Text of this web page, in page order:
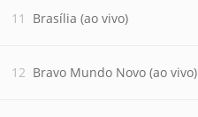
Brasília (ao vivo)
Bravo Mundo Novo (ao vivo)